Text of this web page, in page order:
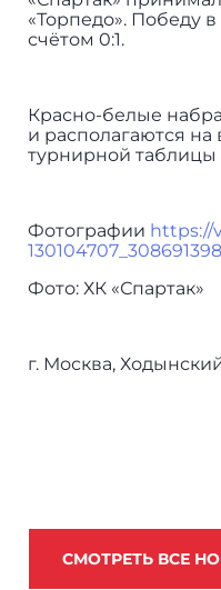
«Торпедо». Победу
счётом 0:1.
Красно-белые
и располагаются на
турнирной
Фотографии https://
130104707_308691398
Фото: ХК «Спартак»
г. Москва,
СМОТРЕТЬ ВСЕ